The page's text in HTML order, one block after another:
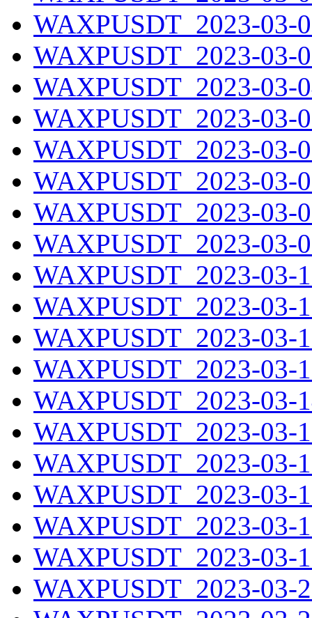
WAXPUSDT_2023-03-
WAXPUSDT_2023-03-
WAXPUSDT_2023-03-
WAXPUSDT_2023-03-
WAXPUSDT_2023-03-
WAXPUSDT_2023-03-
WAXPUSDT_2023-03-
WAXPUSDT_2023-03-
WAXPUSDT_2023-03-
WAXPUSDT_2023-03-
WAXPUSDT_2023-03-
WAXPUSDT_2023-03-
WAXPUSDT_2023-03-
WAXPUSDT_2023-03-
WAXPUSDT_2023-03-
WAXPUSDT_2023-03-
WAXPUSDT_2023-03-
WAXPUSDT_2023-03-
WAXPUSDT_2023-03-